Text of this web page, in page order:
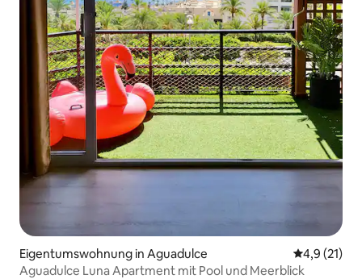
Eigentumswohnung in Aguadulce
4,9 (21)
Aguadulce Luna Apartment mit Pool und Meerblick